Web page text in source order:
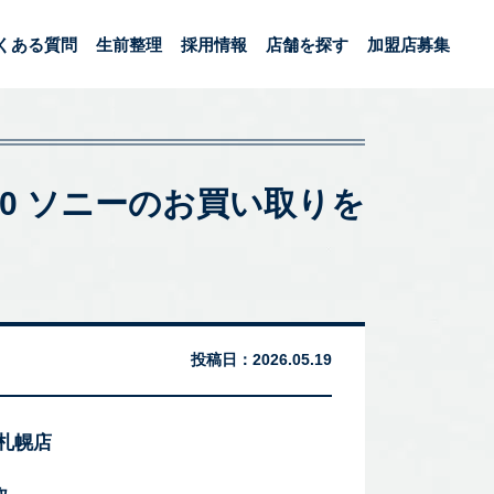
ある質問 生前整理 採用情報 店舗を探す 加盟店募集
ソニーのお買い取りを
投稿日： 2026.05.19
幌店